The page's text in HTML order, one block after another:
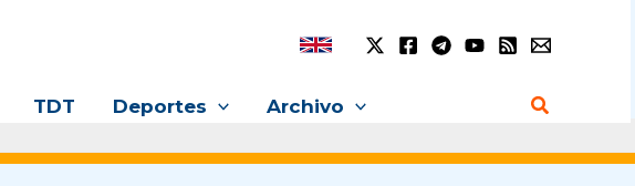
TDT Deportes Archivo Buscar